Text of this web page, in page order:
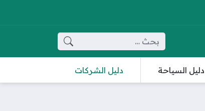
البحث عن:
دليل السياحة دليل الشركات